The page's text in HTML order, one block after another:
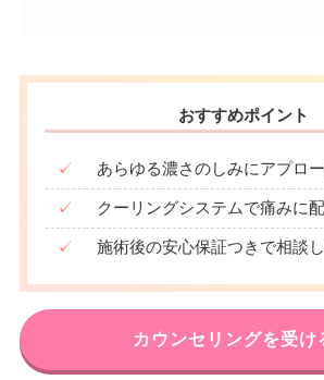
おすすめポイント
✓ あらゆる濃さのしみにアプロ
✓ クーリングシステムで痛みに
✓ 施術後の安心保証つきで相談
カウンセリングを受け